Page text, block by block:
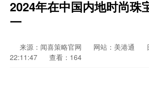
2024年在中国内地时尚珠
一
来源：闻喜策略官网 网站：美港通
22:11:47
查看：164